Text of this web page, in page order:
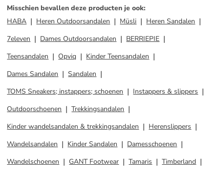
Misschien bevallen deze producten je ook:
HABA
Heren Outdoorsandalen Müsli
Heren Sandalen
7eleven
Dames Outdoorsandalen
BERRIEPIE
Teensandalen
Opviq
Kinder Teensandalen
Dames Sandalen
Sandalen
TOMS Sneakers; instappers; schoenen
Instappers & slippers
Outdoorschoenen
Trekkingsandalen
Kinder wandelsandalen & trekkingsandalen
Herenslippers
Wandelsandalen
Kinder Sandalen
Damesschoenen
Wandelschoenen
GANT Footwear Tamaris
Timberland